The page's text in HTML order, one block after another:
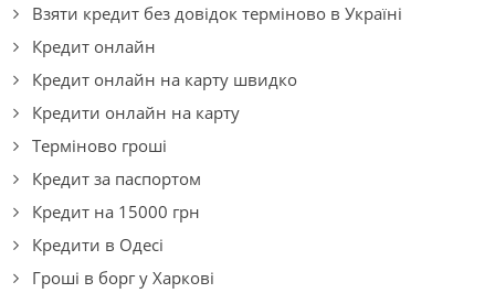
Взяти кредит без довідок терміново в Україні
Кредит онлайн
Кредит онлайн на карту швидко
Кредити онлайн на карту
Терміново гроші
Кредит за паспортом
Кредит на 15000 грн
Кредити в Одесі
Гроші в борг у Харкові